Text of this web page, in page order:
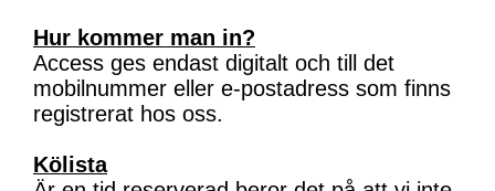
Hur kommer man in?
Access ges endast digitalt och till det
mobilnummer eller e-postadress som finns
registrerat hos oss.
Kölista